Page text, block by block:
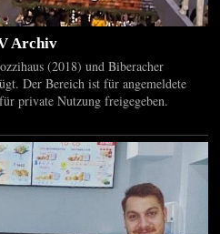
Archiv
(2018) und Biberacher
Der Bereich ist für angemeldete
private Nutzung freigegeben.